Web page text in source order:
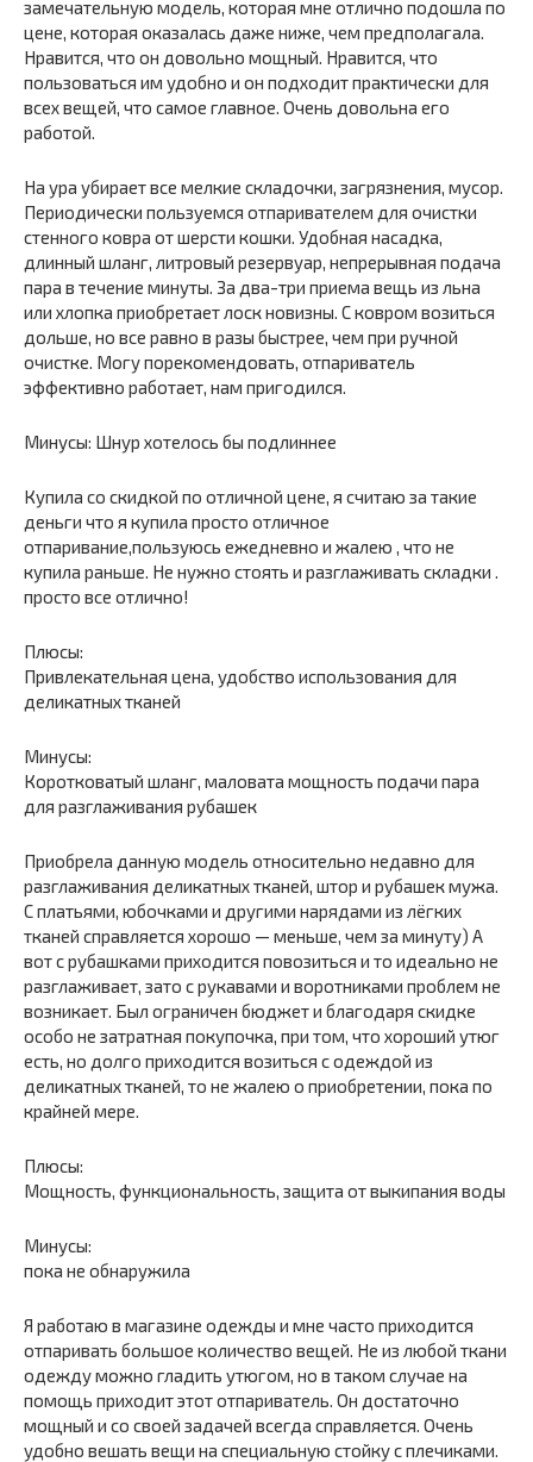
замечательную модель, которая мне отлично подошла по
цене, которая оказалась даже ниже, чем предполагала.
Нравится, что он довольно мощный. Нравится, что
пользоваться им удобно и он подходит практически для
всех вещей, что самое главное. Очень довольна его
работой.
На ура убирает все мелкие складочки, загрязнения, мусор.
Периодически пользуемся отпаривателем для очистки
стенного ковра от шерсти кошки. Удобная насадка,
длинный шланг, литровый резервуар, непрерывная подача
пара в течение минуты. За два-три приема вещь из льна
или хлопка приобретает лоск новизны. С ковром возиться
дольше, но все равно в разы быстрее, чем при ручной
очистке. Могу порекомендовать, отпариватель
эффективно работает, нам пригодился.
Минусы: Шнур хотелось бы подлиннее
Купила со скидкой по отличной цене, я считаю за такие
деньги что я купила просто отличное
отпаривание,пользуюсь ежедневно и жалею , что не
купила раньше. Не нужно стоять и разглаживать складки .
просто все отлично!
Плюсы:
Привлекательная цена, удобство использования для
деликатных тканей
Минусы:
Коротковатый шланг, маловата мощность подачи пара
для разглаживания рубашек
Приобрела данную модель относительно недавно для
разглаживания деликатных тканей, штор и рубашек мужа.
С платьями, юбочками и другими нарядами из лёгких
тканей справляется хорошо — меньше, чем за минуту) А
вот с рубашками приходится повозиться и то идеально не
разглаживает, зато с рукавами и воротниками проблем не
возникает. Был ограничен бюджет и благодаря скидке
особо не затратная покупочка, при том, что хороший утюг
есть, но долго приходится возиться с одеждой из
деликатных тканей, то не жалею о приобретении, пока по
крайней мере.
Плюсы:
Мощность, функциональность, защита от выкипания воды
Минусы:
пока не обнаружила
Я работаю в магазине одежды и мне часто приходится
отпаривать большое количество вещей. Не из любой ткани
одежду можно гладить утюгом, но в таком случае на
помощь приходит этот отпариватель. Он достаточно
мощный и со своей задачей всегда справляется. Очень
удобно вешать вещи на специальную стойку с плечиками.